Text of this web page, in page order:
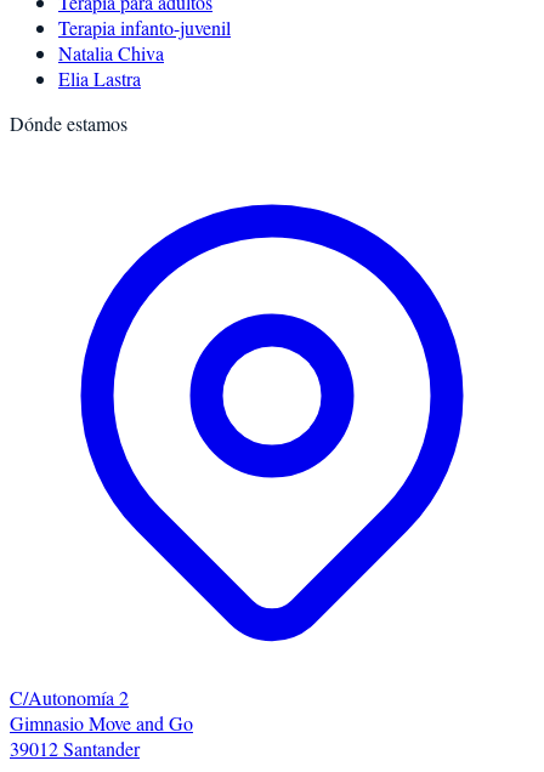
Terapia infanto-juvenil
Natalia Chiva
Elia Lastra
Dónde estamos
C/Autonomía 2
Gimnasio Move and Go
39012 Santander